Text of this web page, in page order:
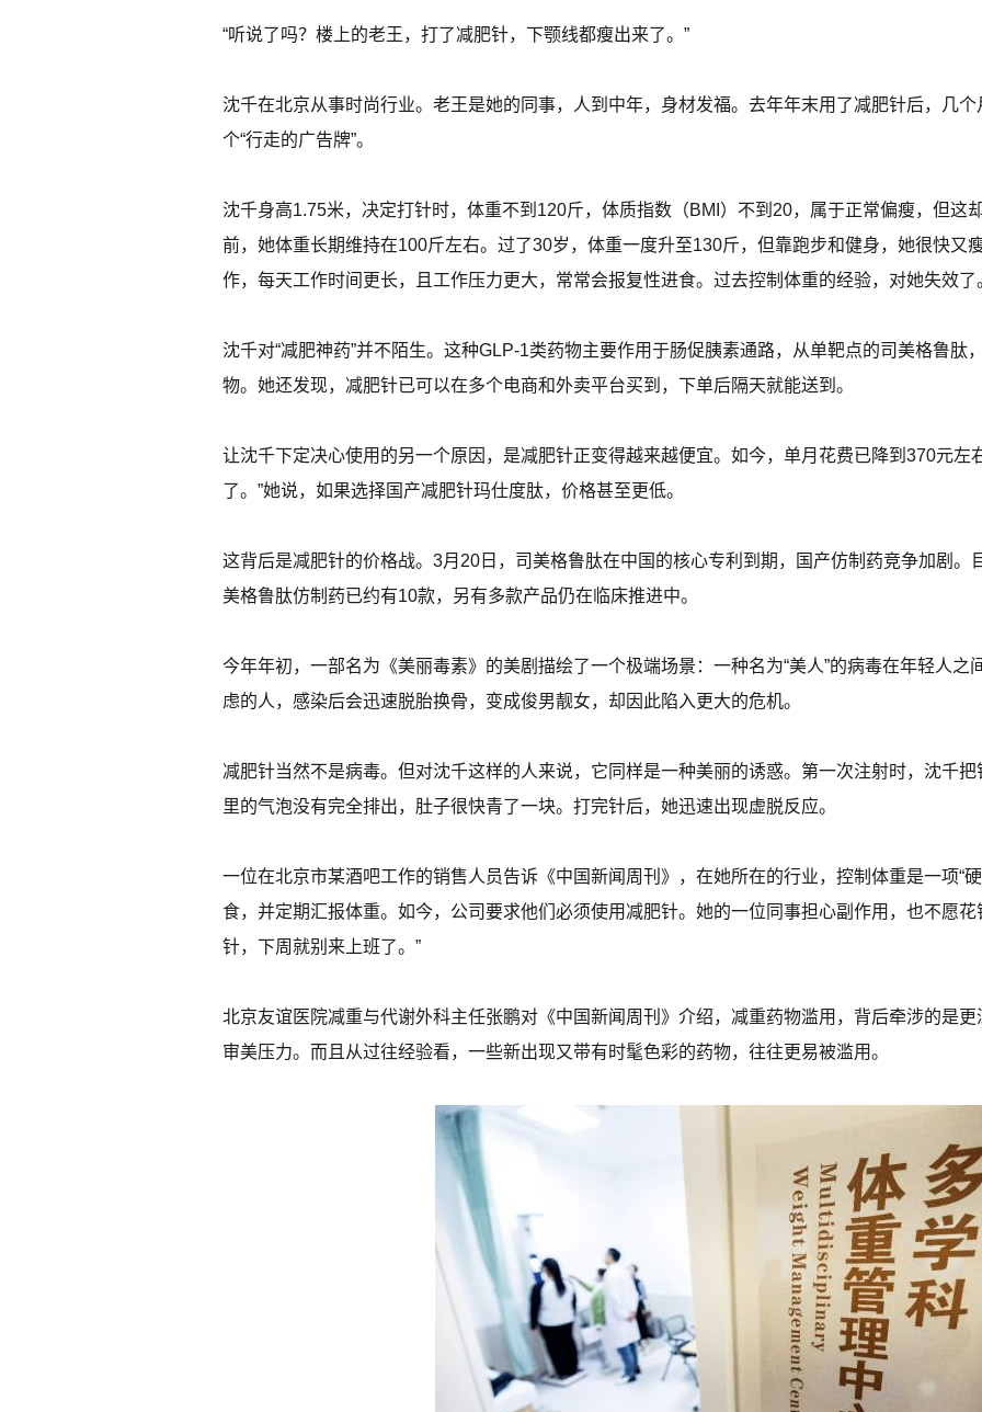
“听说了吗？楼上的老王，打了减肥针，下颚线都瘦出来了。”
沈千在北京从事时尚行业。老王是她的同事，人到中年，身材发福。去年年末用了减肥针后，几
个“行走的广告牌”。
沈千身高1.75米，决定打针时，体重不到120斤，体质指数（BMI）不到20，属于正常偏瘦，但这
前，她体重长期维持在100斤左右。过了30岁，体重一度升至130斤，但靠跑步和健身，她很快又
作，每天工作时间更长，且工作压力更大，常常会报复性进食。过去控制体重的经验，对她失效了
沈千对“减肥神药”并不陌生。这种GLP-1类药物主要作用于肠促胰素通路，从单靶点的司美格鲁肽
物。她还发现，减肥针已可以在多个电商和外卖平台买到，下单后隔天就能送到。
让沈千下定决心使用的另一个原因，是减肥针正变得越来越便宜。如今，单月花费已降到370元左
了。”她说，如果选择国产减肥针玛仕度肽，价格甚至更低。
这背后是减肥针的价格战。3月20日，司美格鲁肽在中国的核心专利到期，国产仿制药竞争加剧。
美格鲁肽仿制药已约有10款，另有多款产品仍在临床推进中。
今年年初，一部名为《美丽毒素》的美剧描绘了一个极端场景：一种名为“美人”的病毒在年轻人之
虑的人，感染后会迅速脱胎换骨，变成俊男靓女，却因此陷入更大的危机。
减肥针当然不是病毒。但对沈千这样的人来说，它同样是一种美丽的诱惑。第一次注射时，沈千
里的气泡没有完全排出，肚子很快青了一块。打完针后，她迅速出现虚脱反应。
一位在北京市某酒吧工作的销售人员告诉《中国新闻周刊》，在她所在的行业，控制体重是一项“
食，并定期汇报体重。如今，公司要求他们必须使用减肥针。她的一位同事担心副作用，也不愿
针，下周就别来上班了。”
北京友谊医院减重与代谢外科主任张鹏对《中国新闻周刊》介绍，减重药物滥用，背后牵涉的是
审美压力。而且从过往经验看，一些新出现又带有时髦色彩的药物，往往更易被滥用。